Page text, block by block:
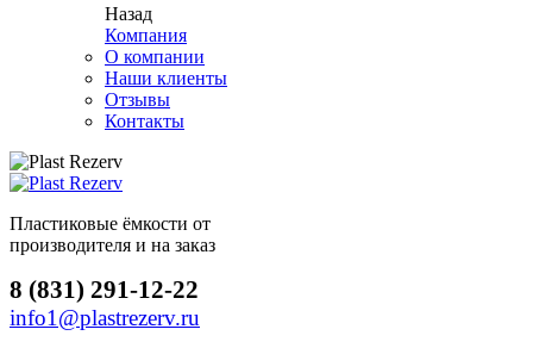
Назад
Компания
О компании
Наши клиенты
Отзывы
Контакты
Пластиковые ёмкости от
производителя и на заказ
8 (831) 291-12-22
info1@plastrezerv.ru